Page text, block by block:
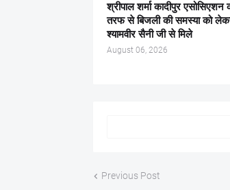
श्रीपाल शर्मा कादीपुर एसोसिएशन
तरफ से बिजली की समस्या को
श्यामवीर सैनी जी से मिले
August 06, 2026
Previous Post